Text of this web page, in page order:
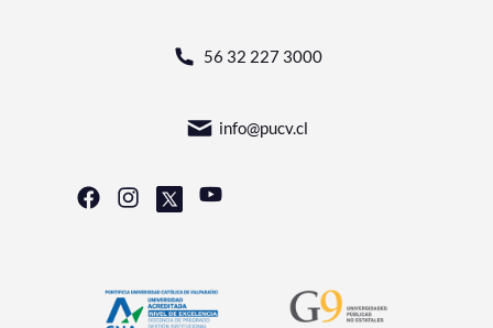
56 32 227 3000
info@pucv.cl